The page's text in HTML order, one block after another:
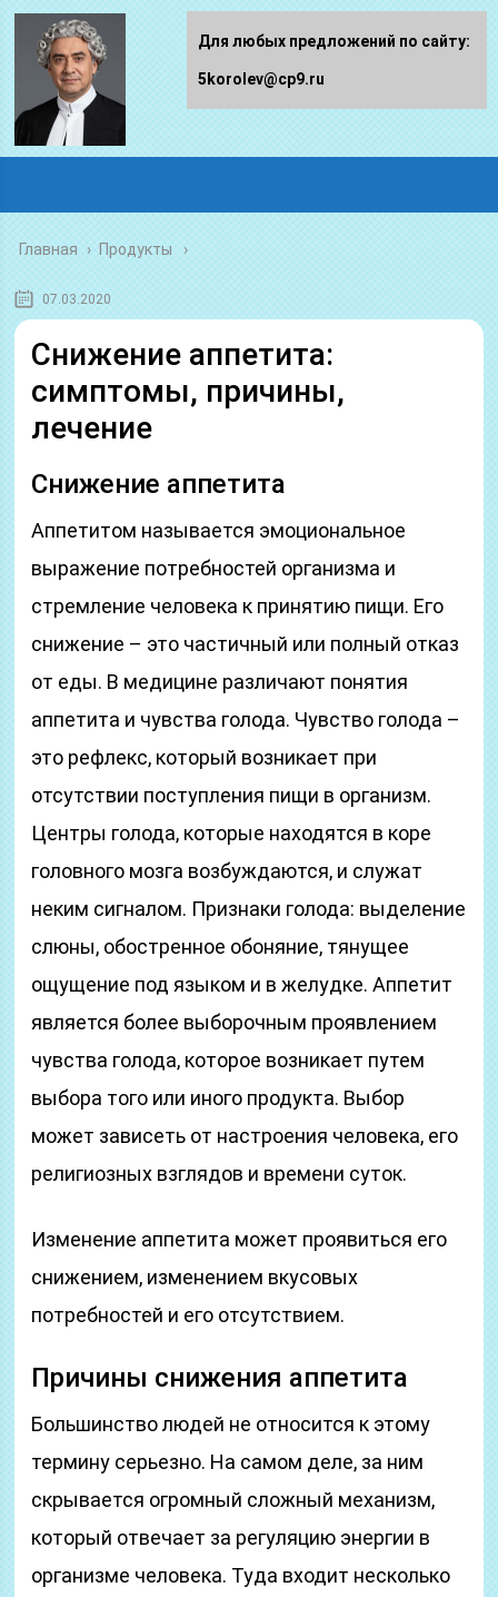
Главная › Продукты
07.03.2020
Снижение аппетита:
симптомы, причины,
лечение
Снижение аппетита
Аппетитом называется эмоциональное
выражение потребностей организма и
стремление человека к принятию пищи. Его
снижение – это частичный или полный отказ
от еды. В медицине различают понятия
аппетита и чувства голода. Чувство голода –
это рефлекс, который возникает при
отсутствии поступления пищи в организм.
Центры голода, которые находятся в коре
головного мозга возбуждаются, и служат
неким сигналом. Признаки голода: выделение
слюны, обостренное обоняние, тянущее
ощущение под языком и в желудке. Аппетит
является более выборочным проявлением
чувства голода, которое возникает путем
выбора того или иного продукта. Выбор
может зависеть от настроения человека, его
религиозных взглядов и времени суток.
Изменение аппетита может проявиться его
снижением, изменением вкусовых
потребностей и его отсутствием.
Причины снижения аппетита
Большинство людей не относится к этому
термину серьезно. На самом деле, за ним
скрывается огромный сложный механизм,
который отвечает за регуляцию энергии в
организме человека. Туда входит несколько
Для любых предложений по сайту:
5korolev@cp9.ru